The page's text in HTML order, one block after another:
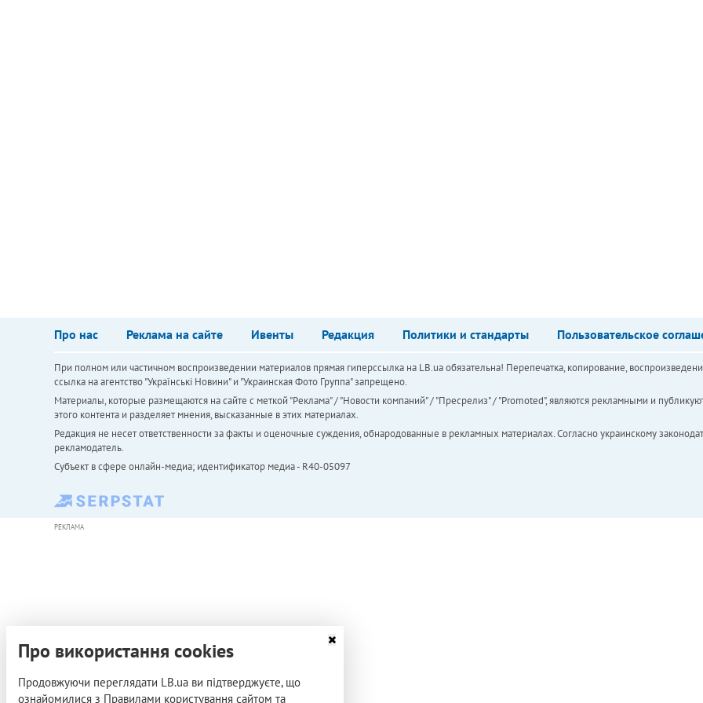
Про нас Реклама на сайте Ивенты Редакция Политики и стандарты Пользовательское
При полном или частичном воспроизведении материалов прямая гиперссылка на LB.ua обязательна! Перепечатка, копирование,
ссылка на агентство "Українськi Новини" и "Украинская Фото Группа" запрещено.
Материалы, которые размещаются на сайте с меткой "Реклама" / "Новости компаний" / "Пресрелиз" / "Promoted", являются рекламными и
этого контента и разделяет мнения, высказанные в этих материалах.
Редакция не несет ответственности за факты и оценочные суждения, обнародованные в рекламных материалах. Согласно украинскому
рекламодатель.
Субъект в сфере онлайн-медиа; идентификатор медиа - R40-05097
РЕКЛАМА
Про використання cookies
Продовжуючи переглядати LB.ua ви підтверджуєте, що
ознайомилися з Правилами користування сайтом та